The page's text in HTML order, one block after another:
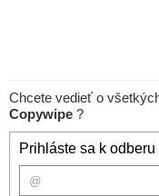
Chcete vedieť o
Copywipe ?
Prihláste sa k odberu